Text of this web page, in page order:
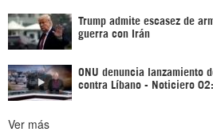
Trump admite escasez de
guerra con Irán
ONU denuncia lanzamiento
contra Líbano - Noticiero
Ver más